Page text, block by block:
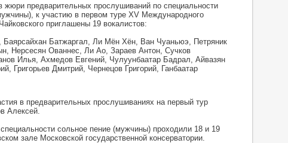
жюри предварительных прослушиваний по специальности
к участию в первом туре XV Международного
приглашены 19 вокалистов:
Баярсайхан Батжаргал, Ли Мён Хён, Ван Чуаньюэ, Петряник
Нерсесян Ованнес, Ли Ао, Зараев Антон, Сучков
Илья, Ахмедов Евгений, Чулуунбаатар Бадрал, Айвазян
Григорьев Дмитрий, Чернецов Григорий, Ганбаатар
в предварительных прослушиваниях на первый тур
Алексей.
сольное пение (мужчины) проходили 18 и 19
зале Московской государственной консерватории.